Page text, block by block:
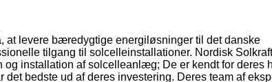
at levere bæredygtige energiløsninger til det danske
tilgang til solcelleinstallationer. Nordisk Solkraft
installation af solcelleanlæg; De er kendt for deres
bedste ud af deres investering. Deres team af